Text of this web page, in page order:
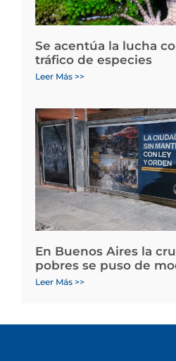
Se acentúa la lucha
tráfico de especies
Leer Más >>
En Buenos Aires la
pobres se puso de
Leer Más >>